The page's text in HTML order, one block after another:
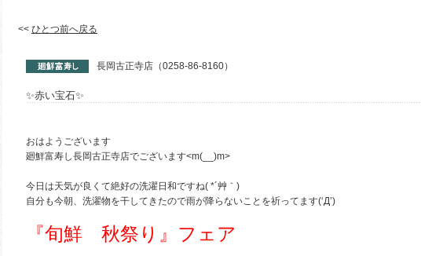
<< ひとつ前へ戻る
長岡古正寺店（0258-86-8160）
✨赤い宝石✨
おはようございます
廻鮮富寿し長岡古正寺店でございます<m(__)m>
今日は天気が良くて絶好の洗濯日和ですね( *´艸｀)
自分も今朝、洗濯物を干してきたので雨が降らないことを祈ってます(‘Д’)
『旬鮮 秋祭り』フェア